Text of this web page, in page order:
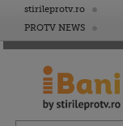
stirileprotv.ro
PROTV NEWS